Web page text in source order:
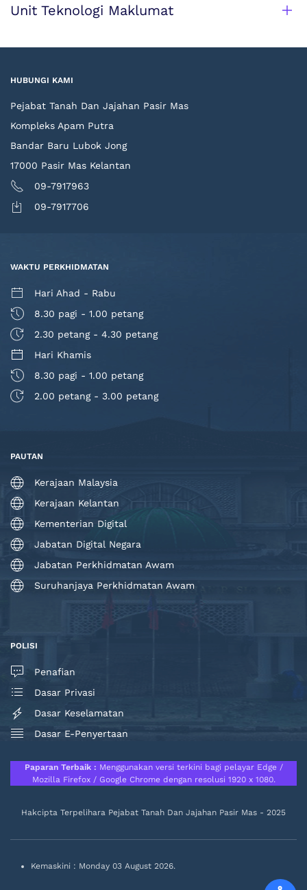
Unit Teknologi Maklumat
HUBUNGI KAMI
Pejabat Tanah Dan Jajahan Pasir Mas
Kompleks Apam Putra
Bandar Baru Lubok Jong
17000 Pasir Mas Kelantan
09-7917963
09-7917706
WAKTU PERKHIDMATAN
Hari Ahad - Rabu
8.30 pagi - 1.00 petang
2.30 petang - 4.30 petang
Hari Khamis
8.30 pagi - 1.00 petang
2.00 petang - 3.00 petang
PAUTAN
Kerajaan Malaysia
Kerajaan Kelantan
Kementerian Digital
Jabatan Digital Negara
Jabatan Perkhidmatan Awam
Suruhanjaya Perkhidmatan Awam
POLISI
Penafian
Dasar Privasi
Dasar Keselamatan
Dasar E-Penyertaan
Paparan Terbaik : Menggunakan versi terkini bagi pelayar Edge /
Mozilla Firefox / Google Chrome dengan resolusi 1920 x 1080.
Hakcipta Terpelihara Pejabat Tanah Dan Jajahan Pasir Mas - 2025
Kemaskini : Monday 03 August 2026.